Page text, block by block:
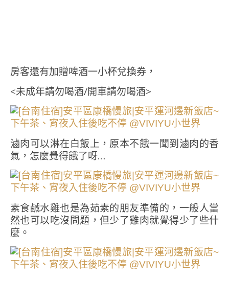
房客還有加贈啤酒一小杯兌換券，
<未成年請勿喝酒/開車請勿喝酒>
滷肉可以淋在白飯上，原本不餓一聞到滷肉的香
氣，怎麼覺得餓了呀…
素食鹹水雞也是為茹素的朋友準備的，一般人當
然也可以吃沒問題，但少了雞肉就覺得少了些什
麼。